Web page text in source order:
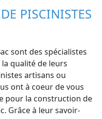
PISCINISTES
sont des spécialistes
qualité de leurs
artisans ou
ont à coeur de vous
pour la construction de
Grâce à leur savoir-